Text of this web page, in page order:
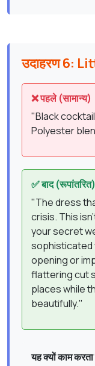
उदाहरण 6:
❌ पहले (सामान्य)
"Black
Polyester
✅ बाद (रूपांतरित)
"The dress
crisis. This
your secret
sophisticated
opening or
flattering cut
places while
beautifully."
यह क्यों काम